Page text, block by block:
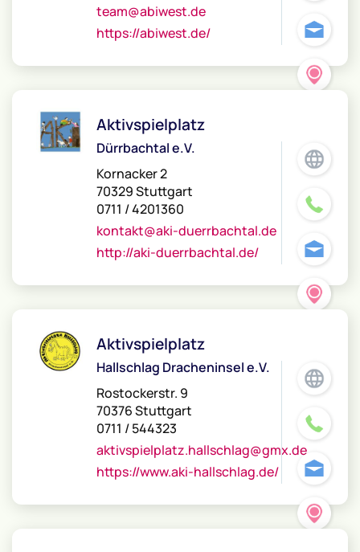
team@abiwest.de
https://abiwest.de/
Aktivspielplatz
Dürrbachtal e.V.
Kornacker 2
70329 Stuttgart
0711 / 4201360
kontakt@aki-duerrbachtal.de
http://aki-duerrbachtal.de/
Aktivspielplatz
Hallschlag Dracheninsel e.V.
Rostockerstr. 9
70376 Stuttgart
0711 / 544323
aktivspielplatz.hallschlag@gmx.de
https://www.aki-hallschlag.de/